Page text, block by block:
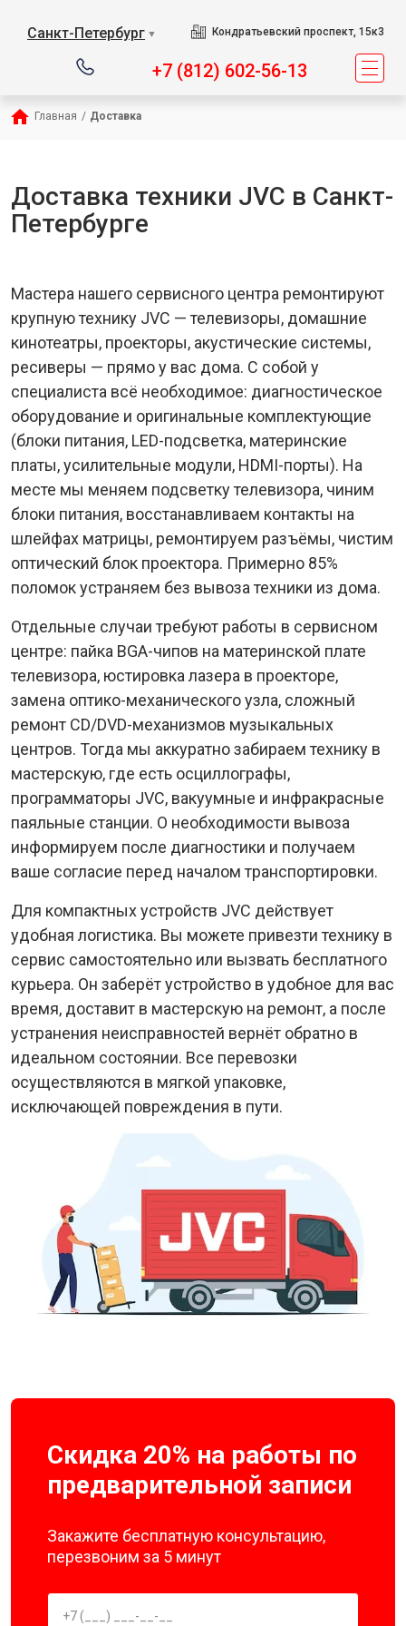
Санкт-Петербург ▼ Кондратьевский проспект, 15к3
+7 (812) 602-56-13
Главная / Доставка
Доставка техники JVC в Санкт-
Петербурге
Мастера нашего сервисного центра ремонтируют
крупную технику JVC — телевизоры, домашние
кинотеатры, проекторы, акустические системы,
ресиверы — прямо у вас дома. С собой у
специалиста всё необходимое: диагностическое
оборудование и оригинальные комплектующие
(блоки питания, LED-подсветка, материнские
платы, усилительные модули, HDMI-порты). На
месте мы меняем подсветку телевизора, чиним
блоки питания, восстанавливаем контакты на
шлейфах матрицы, ремонтируем разъёмы, чистим
оптический блок проектора. Примерно 85%
поломок устраняем без вывоза техники из дома.
Отдельные случаи требуют работы в сервисном
центре: пайка BGA-чипов на материнской плате
телевизора, юстировка лазера в проекторе,
замена оптико-механического узла, сложный
ремонт CD/DVD-механизмов музыкальных
центров. Тогда мы аккуратно забираем технику в
мастерскую, где есть осциллографы,
программаторы JVC, вакуумные и инфракрасные
паяльные станции. О необходимости вывоза
информируем после диагностики и получаем
ваше согласие перед началом транспортировки.
Для компактных устройств JVC действует
удобная логистика. Вы можете привезти технику в
сервис самостоятельно или вызвать бесплатного
курьера. Он заберёт устройство в удобное для вас
время, доставит в мастерскую на ремонт, а после
устранения неисправностей вернёт обратно в
идеальном состоянии. Все перевозки
осуществляются в мягкой упаковке,
исключающей повреждения в пути.
Скидка 20% на работы по
предварительной записи
Закажите бесплатную консультацию,
перезвоним за 5 минут